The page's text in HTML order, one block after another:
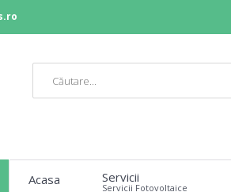
Acasa Servicii
Servicii Fotovoltaice